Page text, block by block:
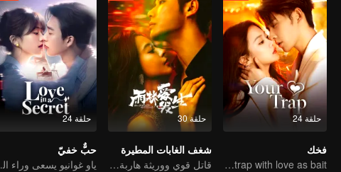
حلقة 24
فخك
Lure you into the trap with love as bait
حلقة 30
شغف الغابات المطيرة
قاتل قوي ووريثة هاربة يجدان الخلاص معًا!
حلقة 24
حبٌّ خفيّ
ياو